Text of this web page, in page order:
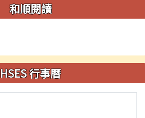
和順閱讀
HSES 行事曆